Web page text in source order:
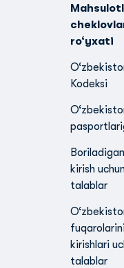
ro‘yxati
Kodeksi
kirish
talablar
kirishlari
talablar